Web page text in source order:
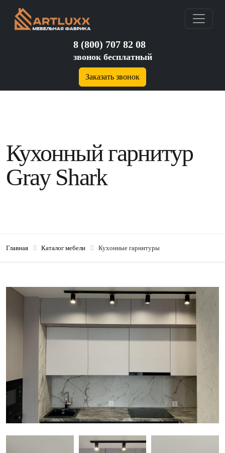
8 (800) 707 82 08
звонок бесплатный
Заказать звонок
Кухонный гарнитур
Gray Shark
Главная Каталог мебели Кухонные гарнитуры